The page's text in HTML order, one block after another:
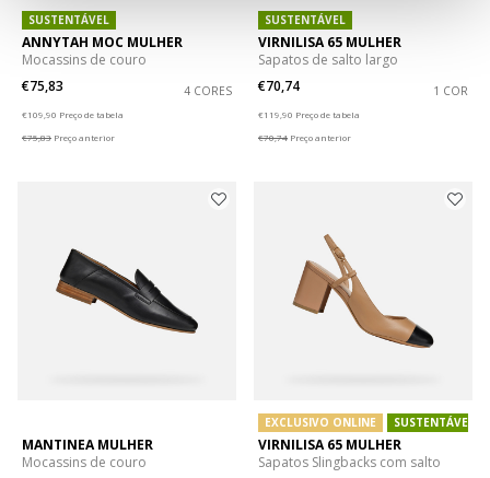
SUSTENTÁVEL
ANNYTAH MOC MULHER
Mocassins de couro
€75,83
4 CORES
€109,90 Preço de tabela
€75,83 Preço anterior
SUSTENTÁVEL
VIRNILISA 65 MULHER
Sapatos de salto largo
€70,74
1 COR
€119,90 Preço de tabela
€70,74 Preço anterior
MANTINEA MULHER
Mocassins de couro
EXCLUSIVO ONLINE SUSTENTÁVEL
VIRNILISA 65 MULHER
Sapatos Slingbacks com salto